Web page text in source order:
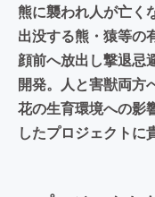
熊に襲われ人が亡く
出没する熊・猿等の
顔前へ放出し撃退忌
開発。人と害獣両方
花の生育環境への影
したプロジェクトに